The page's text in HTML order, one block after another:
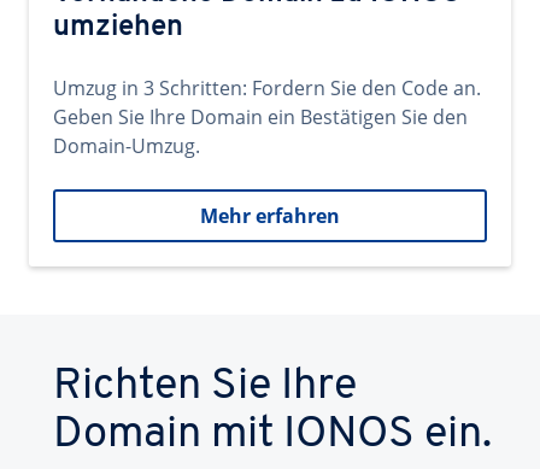
umziehen
Umzug in 3 Schritten: Fordern Sie den Code an.
Geben Sie Ihre Domain ein Bestätigen Sie den
Domain-Umzug.
Mehr erfahren
Richten Sie Ihre
Domain mit IONOS ein.